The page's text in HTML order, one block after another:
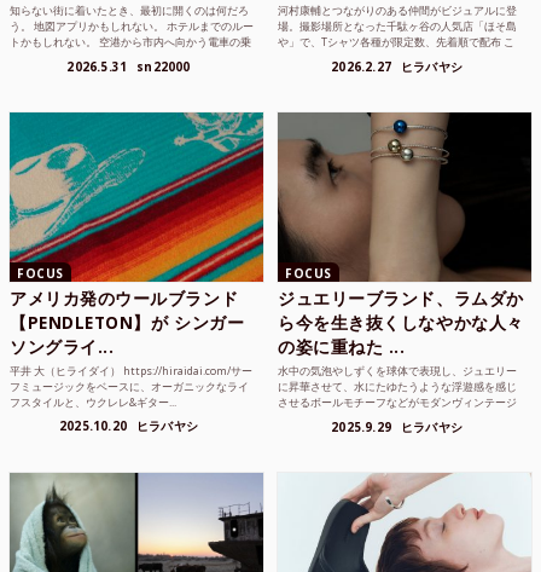
知らない街に着いたとき、最初に開くのは何だろ
う。 地図アプリかもしれない。 ホテルまでのルー
トかもしれない。 空港から市内へ向かう電車の乗
2026.5.31 sn22000
河村康輔とつながりのある仲間がビジュアルに登
場。撮影場所となった千駄ヶ谷の人気店「ほそ島
や」で、Tシャツ各種が限定数、先着順で配布 こ
2026.2.27 ヒラバヤシ
FOCUS
アメリカ発のウールブランド
【PENDLETON】が シンガー
ソングライ...
平井 大（ヒライダイ） https://hiraidai.com/サー
フミュージックをベースに、オーガニックなライ
フスタイルと、ウクレレ&ギター...
2025.10.20 ヒラバヤシ
FOCUS
ジュエリーブランド、ラムダか
ら今を生き抜くしなやかな人々
の姿に重ねた ...
水中の気泡やしずくを球体で表現し、ジュエリー
に昇華させて、水にたゆたうような浮遊感を感じ
させるボールモチーフなどがモダンヴィンテージ
2025.9.29 ヒラバヤシ